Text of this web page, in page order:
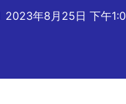
2023年8月25日 下午